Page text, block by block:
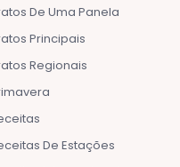
De Uma Panela
Principais
Regionais
De Estações